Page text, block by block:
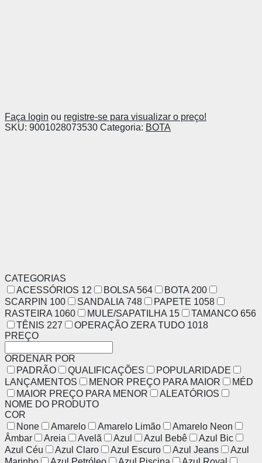
Faça login ou registre-se para visualizar o preço!
SKU: 9001028073530 Categoria: BOTA
CATEGORIAS
ACESSÓRIOS 12 BOLSA 564 BOTA 200
SCARPIN 100 SANDALIA 748 PAPETE 1058
RASTEIRA 1060 MULE/SAPATILHA 15 TAMANCO 656
TÊNIS 227 OPERAÇÃO ZERA TUDO 1018
PREÇO
ORDENAR POR
PADRÃO
QUALIFICAÇÕES
POPULARIDADE
LANÇAMENTOS
MENOR PREÇO PARA MAIOR
MÉD
MAIOR PREÇO PARA MENOR
ALEATÓRIOS
NOME DO PRODUTO
COR
None
Amarelo Amarelo Limão
Amarelo Neon
Âmbar
Areia Avelã Azul Azul Bebê
Azul Bic
Azul Céu
Azul Claro Azul Escuro Azul Jeans
Azul